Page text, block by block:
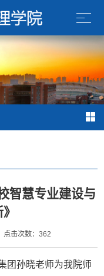
智慧专业建设与
点击次数： 362
团孙晓老师为我院师